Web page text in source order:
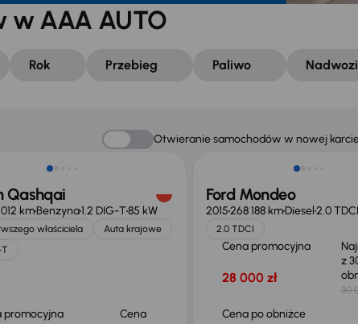
w AAA AUTO
Rok Przebieg Paliwo
Otwieranie samochodów w nowej
Qashqai
kmBenzyna1.2 DIG-T85 kW
właściciela
Auta krajowe
T
promocyjna Cena
Taniej o 1 000 zł
Ford Mondeo
2015268 188 kmDiesel2.0 TDCI
2.0 TDCI
Cena promocyjna
28 000 zł
z
30
Cena po obniżce